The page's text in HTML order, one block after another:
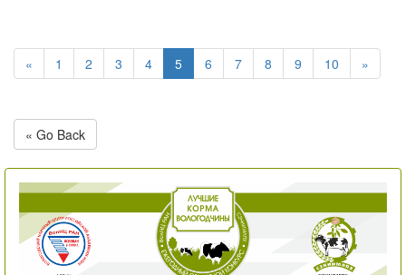
« 1 2 3 4 5 6 7 8 9 10 »
« Go Back